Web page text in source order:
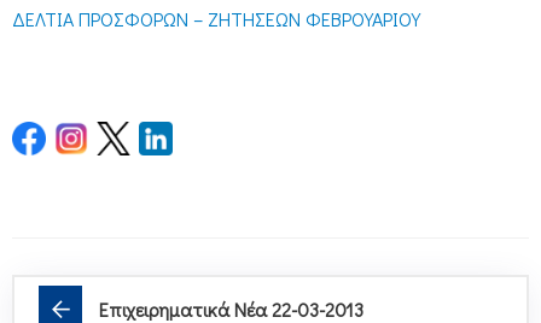
ΔΕΛΤΙΑ ΠΡΟΣΦΟΡΩΝ – ΖΗΤΗΣΕΩΝ ΦΕΒΡΟΥΑΡΙΟΥ
Επιχειρηματικά Νέα 22-03-2013